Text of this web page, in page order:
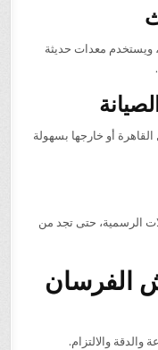
ويستخدم معدات حديثة
أو خارجها بسهولة
الرسمية، حتى تجد من
الفرسان
والدقة والالتزام.